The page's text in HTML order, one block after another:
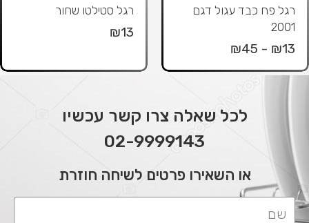
רגל פח כבד עגול דגם
2001
₪13 - ₪45
רגל סטילטו שחור
₪13
לכל שאלה צרו קשר עכשיו
02-9999143
או השאירו פרטים לשיחה חוזרת